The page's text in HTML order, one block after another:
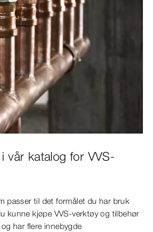
vår katalog for VVS-
passer til det formålet du har bruk
kunne kjøpe VVS-verktøy og tilbehør
har flere innebygde